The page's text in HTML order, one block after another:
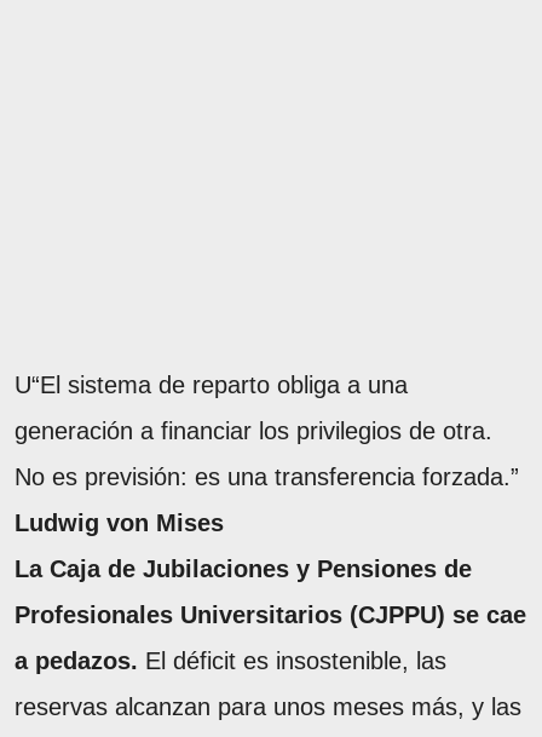
U“El sistema de reparto obliga a una
generación a financiar los privilegios de otra.
No es previsión: es una transferencia forzada.”
Ludwig von Mises
La Caja de Jubilaciones y Pensiones de
Profesionales Universitarios (CJPPU) se cae
a pedazos. El déficit es insostenible, las
reservas alcanzan para unos meses más, y las